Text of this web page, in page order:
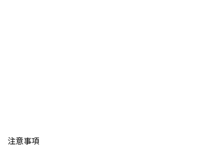
注意事項